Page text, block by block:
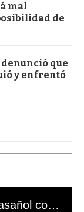
mal
de
denunció que
y enfrentó
El mal momento de Yanina Gasañol con un hincha argentino en "Subrayado"